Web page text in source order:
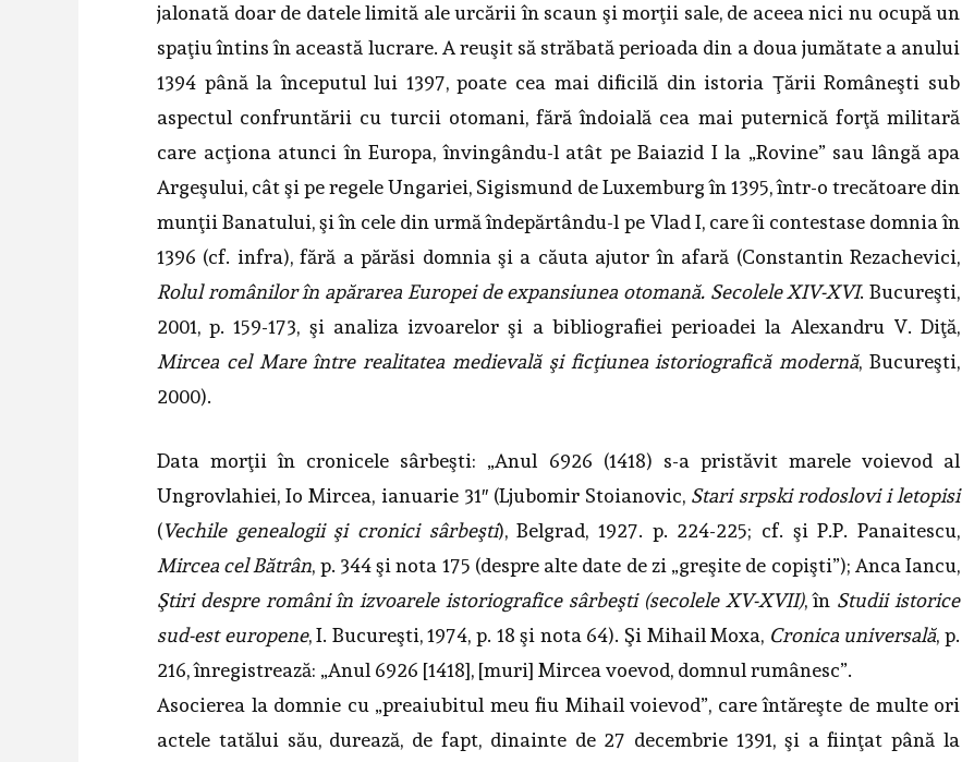
jalonată doar de datele limită ale urcării în scaun şi morţii sale, de aceea nici nu ocupă un
spaţiu întins în această lucrare. A reuşit să străbată perioada din a doua jumătate a anului
1394 până la începutul lui 1397, poate cea mai dificilă din istoria Ţării Româneşti sub
aspectul confruntării cu turcii otomani, fără îndoială cea mai puternică forţă militară
care acţiona atunci în Europa, învingându-l atât pe Baiazid I la „Rovine” sau lângă apa
Argeşului, cât şi pe regele Ungariei, Sigismund de Luxemburg în 1395, într-o trecătoare din
munţii Banatului, şi în cele din urmă îndepărtându-l pe Vlad I, care îi contestase domnia în
1396 (cf. infra), fără a părăsi domnia şi a căuta ajutor în afară (Constantin Rezachevici,
Rolul românilor în apărarea Europei de expansiunea otomană. Secolele XIV-XVI. Bucureşti,
2001, p. 159-173, şi analiza izvoarelor şi a bibliografiei perioadei la Alexandru V. Diţă,
Mircea cel Mare între realitatea medievală şi ficţiunea istoriografică modernă, Bucureşti,
2000).
Data morţii în cronicele sârbeşti: „Anul 6926 (1418) s-a pristăvit marele voievod al
Ungrovlahiei, Io Mircea, ianuarie 31″ (Ljubomir Stoianovic, Stari srpski rodoslovi i letopisi
(Vechile genealogii şi cronici sârbeşti), Belgrad, 1927. p. 224-225; cf. şi P.P. Panaitescu,
Mircea cel Bătrân, p. 344 şi nota 175 (despre alte date de zi „greşite de copişti”); Anca Iancu,
Ştiri despre români în izvoarele istoriografice sârbeşti (secolele XV-XVII), în Studii istorice
sud-est europene, I. Bucureşti, 1974, p. 18 şi nota 64). Şi Mihail Moxa, Cronica universală, p.
216, înregistrează: „Anul 6926 [1418], [muri] Mircea voevod, domnul rumânesc”.
Asocierea la domnie cu „preaiubitul meu fiu Mihail voievod”, care întăreşte de multe ori
actele tatălui său, durează, de fapt, dinainte de 27 decembrie 1391, şi a fiinţat până la